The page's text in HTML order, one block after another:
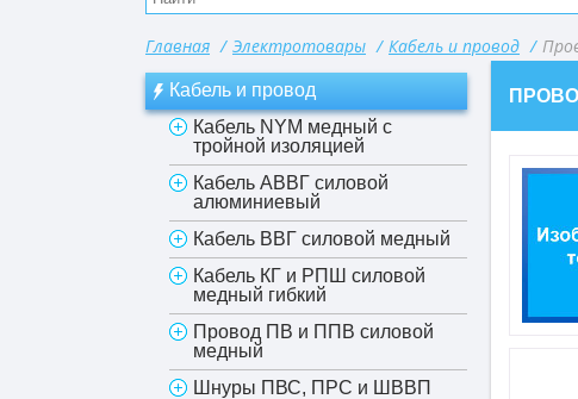
Главная / Электротовары / Кабель и провод /
Кабель и провод
Кабель NYM медный с
тройной изоляцией
Кабель АВВГ силовой
алюминиевый
Кабель ВВГ силовой медный
Кабель КГ и РПШ силовой
медный гибкий
Провод ПВ и ППВ силовой
медный
Шнуры ПВС, ПРС и ШВВП